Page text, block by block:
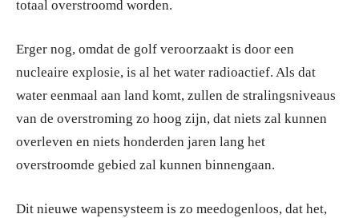
totaal overstroomd worden.
Erger nog, omdat de golf veroorzaakt is door een
nucleaire explosie, is al het water radioactief. Als dat
water eenmaal aan land komt, zullen de stralingsniveaus
van de overstroming zo hoog zijn, dat niets zal kunnen
overleven en niets honderden jaren lang het
overstroomde gebied zal kunnen binnengaan.
Dit nieuwe wapensysteem is zo meedogenloos, dat het,